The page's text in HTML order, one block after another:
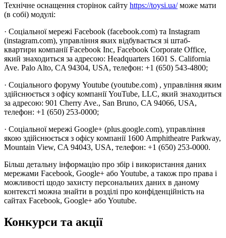
Технічне оснащення сторінок сайту https://toysi.ua/може мати
(в собі) модулі:
· Соціальної мережі Facebook (facebook.com) та Instagram
(instagram.com), управління яких відбувається зі штаб-
квартири компанії Facebook Inc, Facebook Corporate Office,
який знаходиться за адресою: Headquarters 1601 S. California
Ave. Palo Alto, CA 94304, USA, телефон: +1 (650) 543-4800;
· Соціального форуму Youtube (youtube.com) , управління яким
здійснюється з офісу компанії YouTube, LLC, який знаходиться
за адресою: 901 Cherry Ave., San Bruno, CA 94066, USA,
телефон: +1 (650) 253-0000;
· Соціальної мережі Google+ (plus.google.com), управління
якою здійснюється з офісу компанії 1600 Amphitheatre Parkway,
Mountain View, CA 94043, USA, телефон: +1 (650) 253-0000.
Більш детальну інформацію про збір і використання даних
мережами Facebook, Google+ або Youtube, а також про права і
можливості щодо захисту персональних даних в даному
контексті можна знайти в розділі про конфіденційність на
сайтах Facebook, Google+ або Youtube.
Конкурси та акції